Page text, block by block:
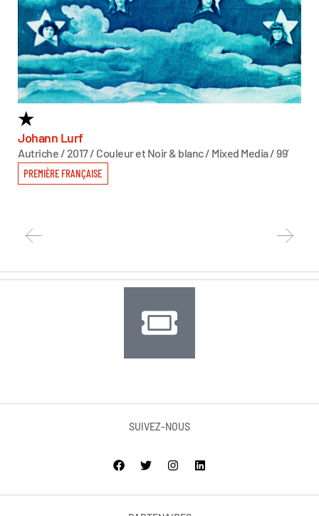
★
Johann Lurf
Autriche / 2017 / Couleur et Noir & blanc / Mixed Media / 99’
PREMIÈRE FRANÇAISE
SUIVEZ-NOUS